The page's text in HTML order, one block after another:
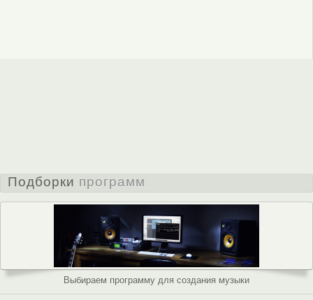
Подборки программ
Выбираем программу для создания музыки